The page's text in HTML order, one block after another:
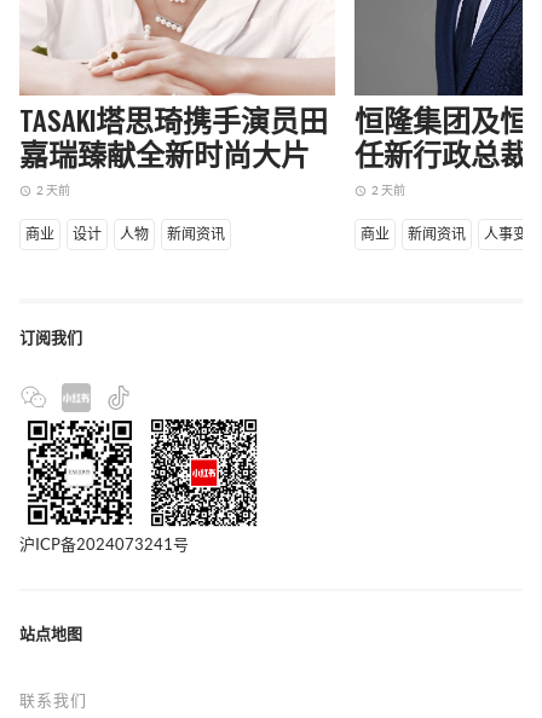
TASAKI塔思琦携手演员田
嘉瑞臻献全新时尚大片
access_time 2 天前
商业 设计 人物 新闻资讯
恒隆集团及恒
任新行政总裁
access_time 2 天前
商业 新闻资讯 人事变动
订阅我们
沪ICP备2024073241号
站点地图
联系我们